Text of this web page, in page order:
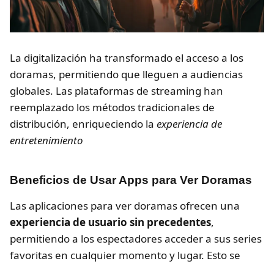
La digitalización ha transformado el acceso a los
doramas, permitiendo que lleguen a audiencias
globales. Las plataformas de streaming han
reemplazado los métodos tradicionales de
distribución, enriqueciendo la experiencia de
entretenimiento
Beneficios de Usar Apps para Ver Doramas
Las aplicaciones para ver doramas ofrecen una
experiencia de usuario sin precedentes,
permitiendo a los espectadores acceder a sus series
favoritas en cualquier momento y lugar. Esto se